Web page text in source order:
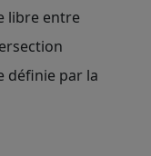
libre entre
définie par la